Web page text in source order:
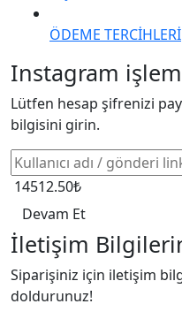
ÖDEME TERCİHLERİ
Instagram
Lütfen hesap şifrenizi
bilgisini girin.
14512.50₺
Devam Et
İletişim
Siparişiniz için iletişim
doldurunuz!